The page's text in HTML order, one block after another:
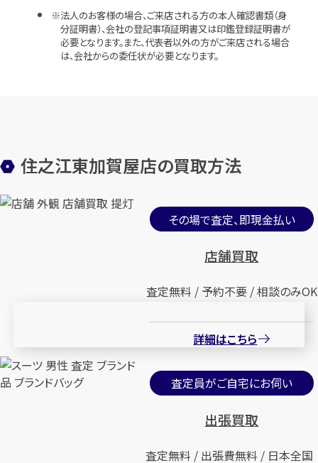
法人のお客様の場合、ご来店される方の本人確認書類（身
分証明書）、会社の登記事項証明書又は印鑑登録証明書が
必要となります。また、代表者以外の方がご来店される場合
は、会社からの委任状が必要となります。
住之江東加賀屋店の買取方法
その場で査定、即現金払い
店舗買取
査定無料 / 予約不要 / 相談のみOK
詳細はこちら
査定員がご自宅にお伺い
出張買取
査定無料 / 出張費無料 / 日本全国